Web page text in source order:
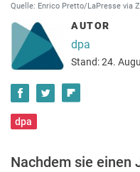
Quelle: Enrico Pretto/LaPresse via
AUTOR
dpa
Stand: 24.
dpa
Nachdem sie einen